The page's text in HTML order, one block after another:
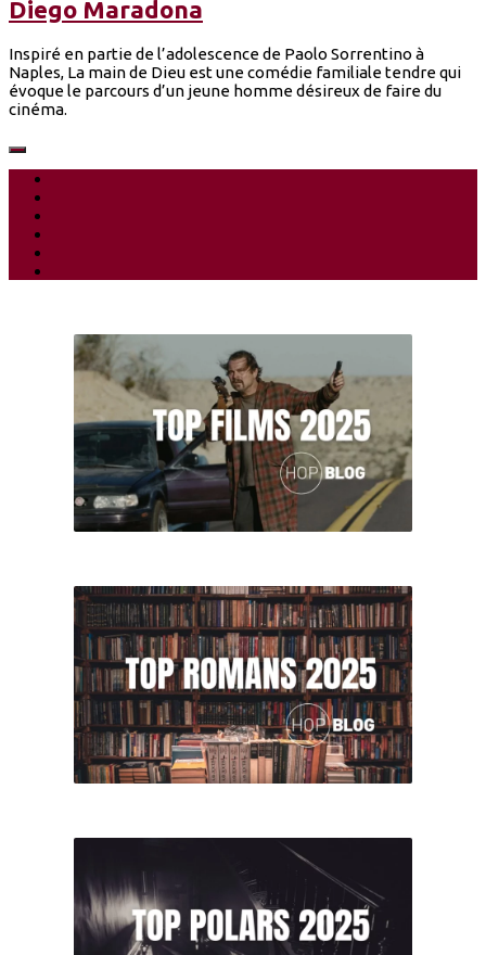
Diego Maradona
Inspiré en partie de l’adolescence de Paolo Sorrentino à
Naples, La main de Dieu est une comédie familiale tendre qui
évoque le parcours d’un jeune homme désireux de faire du
cinéma.